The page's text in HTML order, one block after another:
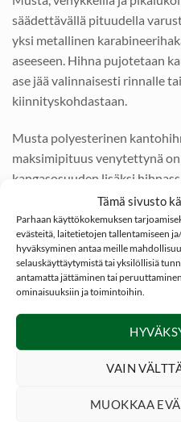
Tämä sivusto
Parhaan käyttökokemuksen
evästeitä, laitetietojen tallentamiseen
hyväksyminen antaa meille
selauskäyttäytymistä tai yksilöllisiä
antamatta jättäminen tai
ominaisuuksiin ja toimintoihin.
VAIN
MUOKKAA
säädettävällä pituudella
yksi metallinen
aseeseen. Hihna pujotetaan
ase jää valinnaisesti rinnalle
kiinnityskohdastaan.
Musta polyesterinen
maksimipituus venytettynä on
kangasosuuden lisäksi
kangaspäällysteistä
pituudeltaan noin 20 cm.
asetta on miellyttävä kantaa.
Asehihnan kantopinta-ala on
raskaammankin tykin ilman
solisluuta myöden kehoon.
Polyester- kangas on
Hihnassa on myös muovinen
venykeosat joustavat